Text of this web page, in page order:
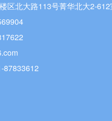
区北大路113号菁华北大2-612
87833612